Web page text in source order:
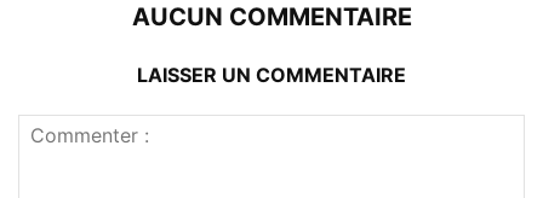
AUCUN COMMENTAIRE
LAISSER UN COMMENTAIRE